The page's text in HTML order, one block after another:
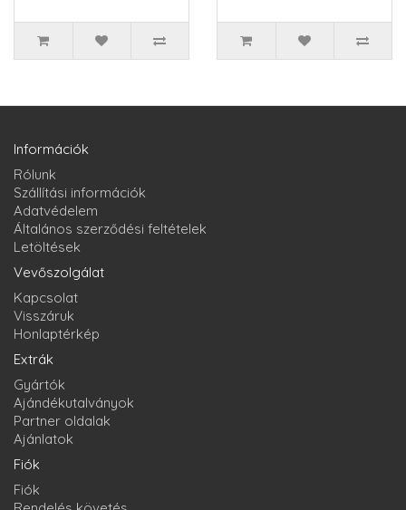
Információk
Rólunk
Szállítási információk
Adatvédelem
Általános szerződési feltételek
Letöltések
Vevőszolgálat
Kapcsolat
Visszáruk
Honlaptérkép
Extrák
Gyártók
Ajándékutalványok
Partner oldalak
Ajánlatok
Fiók
Fiók